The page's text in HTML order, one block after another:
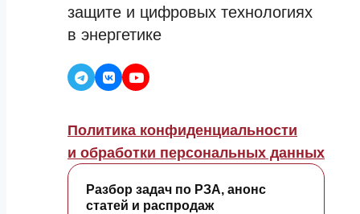
защите и цифровых технологиях
в энергетике
Политика конфиденциальности
и обработки персональных данных
Разбор задач по РЗА, анонс
статей и распродаж